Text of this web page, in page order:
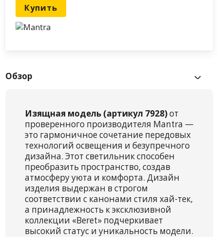
Купить
Обзор
Изящная модель (артикул 7928)от
проверенного производителя Mantra —
это гармоничное сочетание передовых
технологий освещения и безупречного
дизайна. Этот светильник способен
преобразить пространство, создав
атмосферу уюта и комфорта. Дизайн
изделия выдержан в строгом
соответствии с канонами стиля хай-тек,
а принадлежность к эксклюзивной
коллекции «Beret» подчеркивает
высокий статус и уникальность модели.